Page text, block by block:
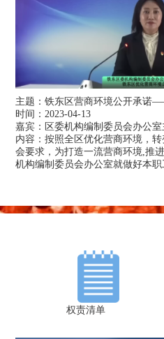
主题：铁东区营商环境公开承诺
时间：2023-04-13
嘉宾： 区委机构编制委员会办公室
内容：按照全区优化营商环境，
会要求，为打造一流营商环境,推
机构编制委员会办公室就做好本
权责清单